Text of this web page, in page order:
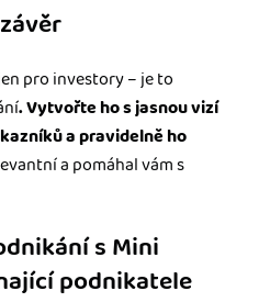
pro investory – je to
. Vytvořte ho s jasnou vizí
a pravidelně ho
a pomáhal vám s
s Mini
podnikatele